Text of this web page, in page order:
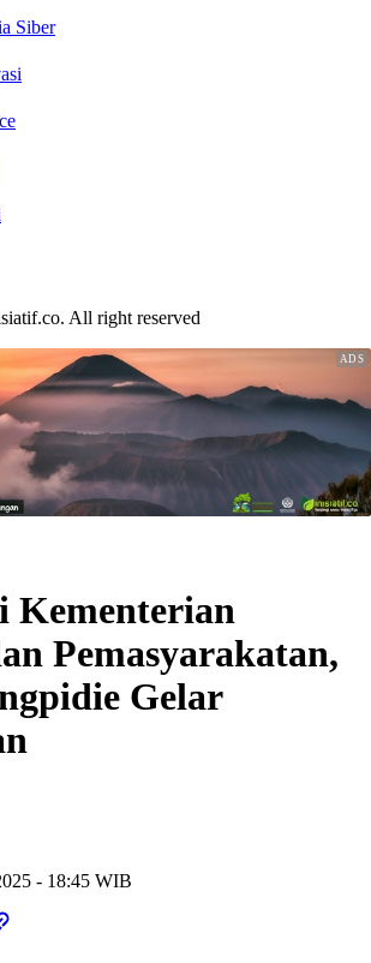
Siber
All right reserved
Kementerian
Pemasyarakatan,
Gelar
- 18:45 WIB